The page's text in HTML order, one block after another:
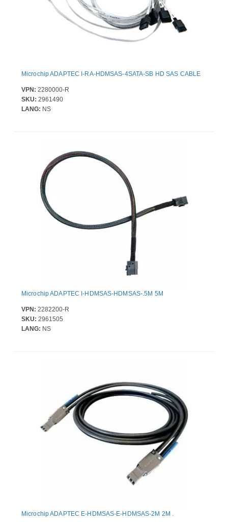
Microchip ADAPTEC I-RA-HDMSAS-4SATA-SB HD SAS CABLE
VPN: 2280000-R
SKU: 2961490
LANG: NS
Microchip ADAPTEC I-HDMSAS-HDMSAS-.5M 5M
VPN: 2282200-R
SKU: 2961505
LANG: NS
Microchip ADAPTEC E-HDMSAS-E-HDMSAS-2M 2M .